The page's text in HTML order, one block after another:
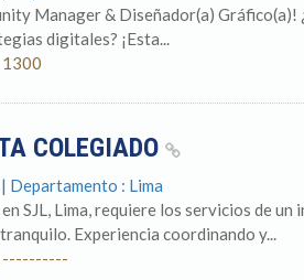
Manager & Diseñador(a) Gráfico(a)!
digitales? ¡Esta...
COLEGIADO
Departamento : Lima
SJL, Lima, requiere los servicios de
Experiencia coordinando y...
----------